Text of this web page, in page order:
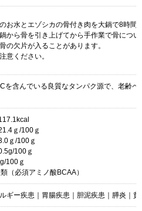
お水とエゾシカの骨付き肉を大鍋で8時間
から骨を引き上げてから手作業で骨につ
の欠片が入ることがあります。
意ください。
を含んでいる良質なタンパク源で、老齢
ルギー
質 21.4
質 3.0ｇ
物 0.5g/100ｇ
4.18mg/
（必須アミノ酸BCAA）
ギー疾患｜胃腸疾患｜胆泥疾患｜膵炎｜